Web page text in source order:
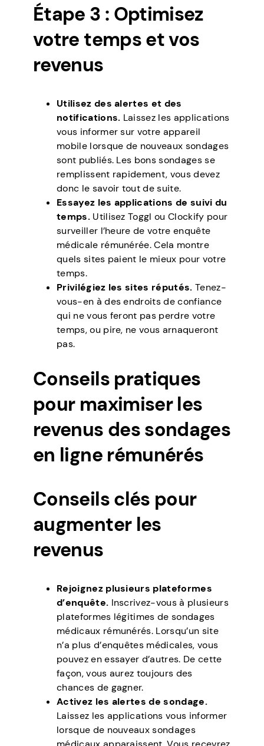
Étape 3 : Optimisez
votre temps et vos
revenus
Utilisez des alertes et des
notifications. Laissez les applications
vous informer sur votre appareil
mobile lorsque de nouveaux sondages
sont publiés. Les bons sondages se
remplissent rapidement, vous devez
donc le savoir tout de suite.
Essayez les applications de suivi du
temps.Utilisez Toggl ou Clockify pour
surveiller l’heure de votre enquête
médicale rémunérée. Cela montre
quels sites paient le mieux pour votre
temps.
Privilégiez les sites réputés. Tenez-
vous-en à des endroits de confiance
qui ne vous feront pas perdre votre
temps, ou pire, ne vous arnaqueront
pas.
Conseils pratiques
pour maximiser les
revenus des sondages
en ligne rémunérés
Conseils clés pour
augmenter les
revenus
Rejoignez plusieurs plateformes
d’enquête. Inscrivez-vous à plusieurs
plateformes légitimes de sondages
médicaux rémunérés. Lorsqu’un site
n’a plus d’enquêtes médicales, vous
pouvez en essayer d’autres. De cette
façon, vous aurez toujours des
chances de gagner.
Activez les alertes de sondage.
Laissez les applications vous informer
lorsque de nouveaux sondages